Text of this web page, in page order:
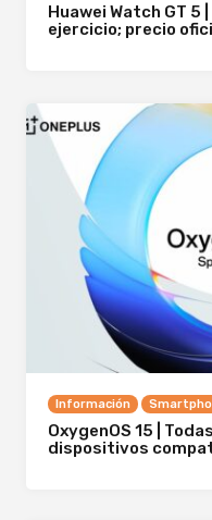
Huawei Watch GT 5
ejercicio; precio
Información
OxygenOS 15 |
dispositivos